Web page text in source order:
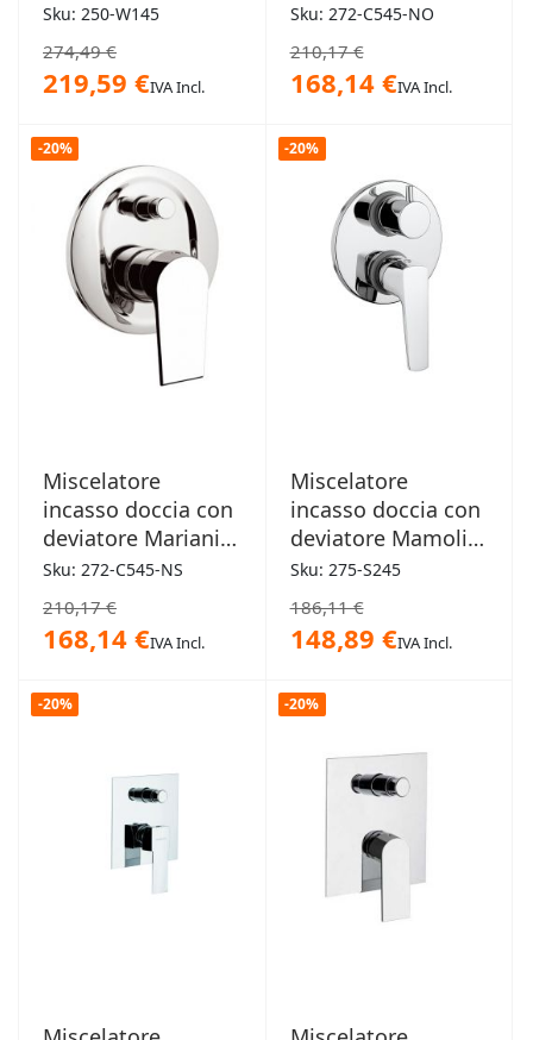
deviatore Zucchetti
- Wind
Sku: 250-W145
274,49 €
219,59 €IVA Incl.
Artic nero opaco
Sku: 272-C545-NO
210,17 €
168,14 €IVA Incl.
-20%
Miscelatore
incasso doccia con
deviatore Mariani -
Artic nichel nero
spazzolato
Sku: 272-C545-NS
210,17 €
168,14 €IVA Incl.
-20%
Miscelatore
incasso doccia con
deviatore Mamoli -
Spartaco
Sku: 275-S245
186,11 €
148,89 €IVA Incl.
-20% -20%